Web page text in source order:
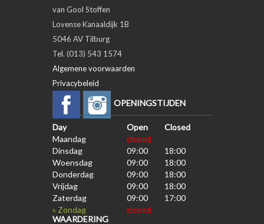
van Gool Stoffen
Lovense Kanaaldijk 1B
5046 AV Tilburg
Tel. (013) 543 1574
Algemene voorwaarden
Privacybeleid
OPENINGSTIJDEN
Day Open
Closed
Maandag
closed
Dinsdag
09:00
18:00
Woensdag
09:00
18:00
Donderdag
09:00
18:00
Vrijdag
09:00
18:00
Zaterdag
09:00
17:00
» Zondag
closed
WAARDERING